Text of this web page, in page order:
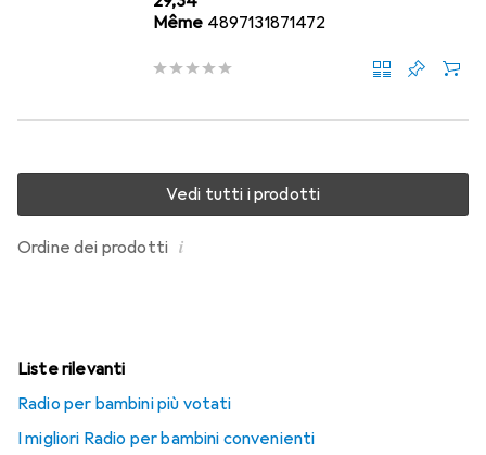
Même 4897131871472
Ordine dei prodotti i
Vedi tutti i prodotti
Liste rilevanti
Radio per bambini più votati
I migliori Radio per bambini convenienti